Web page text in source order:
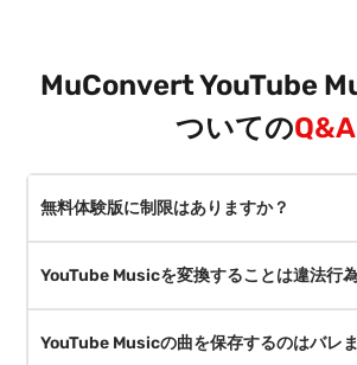
MuConvert YouTube
ついてのQ&A
無料体験版に制限はありますか？
YouTube Musicを変換することは違法行
YouTube Musicの曲を保存するのはバレ